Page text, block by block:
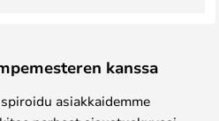
kanssa
asiakkaidemme